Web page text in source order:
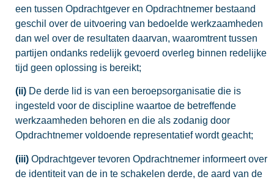
een tussen Opdrachtgever en Opdrachtnemer bestaand
geschil over de uitvoering van bedoelde werkzaamheden
dan wel over de resultaten daarvan, waaromtrent tussen
partijen ondanks redelijk gevoerd overleg binnen redelijke
tijd geen oplossing is bereikt;
(ii) De derde lid is van een beroepsorganisatie die is
ingesteld voor de discipline waartoe de betreffende
werkzaamheden behoren en die als zodanig door
Opdrachtnemer voldoende representatief wordt geacht;
(iii) Opdrachtgever tevoren Opdrachtnemer informeert over
de identiteit van de in te schakelen derde, de aard van de